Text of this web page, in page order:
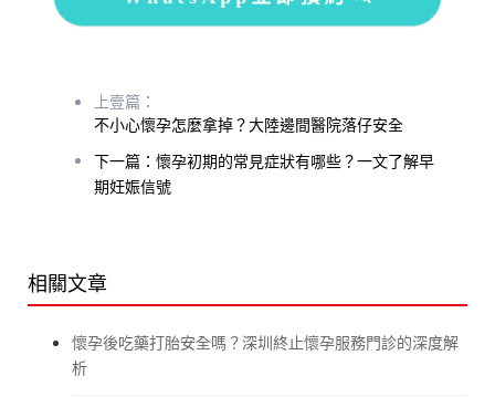
上壹篇：
不小心懷孕怎麼拿掉？大陸邊間醫院落仔安全
下一篇：懷孕初期的常見症狀有哪些？一文了解早
期妊娠信號
相關文章
懷孕後吃藥打胎安全嗎？深圳終止懷孕服務門診的深度解
析